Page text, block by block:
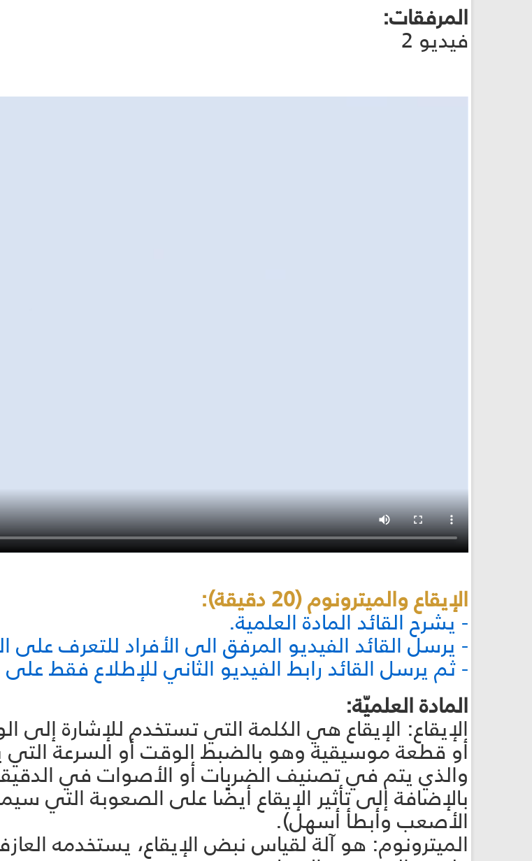
المرفقات:
فيديو 2
الإيقاع والميترونوم (20 دقيقة):
- يشرح القائد المادة العلمية.
- يرسل القائد الفيديو المرفق الى الأفراد للتعرف على
- ثم يرسل القائد رابط الفيديو الثاني للإطلاع فقط على
المادة العلميّة:
الإيقاع: الإيقاع هي الكلمة التي تستخدم للإشارة
أو قطعة موسيقية وهو بالضبط الوقت أو السرعة التي
والذي يتم في تصنيف الضربات أو الأصوات في
بالإضافة إلى تأثير الإيقاع أيضًا على الصعوبة التي
الأصعب وأبطأ أسهل).
الميترونوم: هو آلة لقياس نبض الإيقاع، يستخدمه